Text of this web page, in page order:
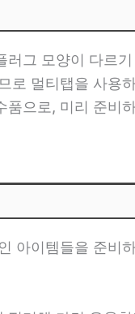
그 모양이 다르
로 멀티탭을 사용
으로, 미리 준비
아이템들을 준비